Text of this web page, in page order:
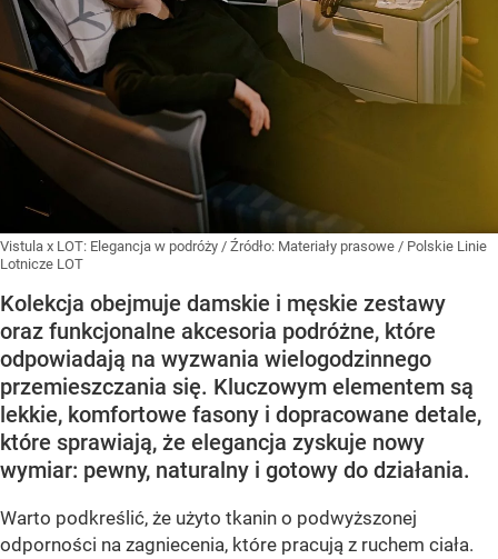
Vistula x LOT: Elegancja w podróży / Źródło: Materiały prasowe / Polskie Linie
Lotnicze LOT
Kolekcja obejmuje damskie i męskie zestawy
oraz funkcjonalne akcesoria podróżne, które
odpowiadają na wyzwania wielogodzinnego
przemieszczania się. Kluczowym elementem są
lekkie, komfortowe fasony i dopracowane detale,
które sprawiają, że elegancja zyskuje nowy
wymiar: pewny, naturalny i gotowy do działania.
Warto podkreślić, że użyto tkanin o podwyższonej
odporności na zagniecenia, które pracują z ruchem ciała.